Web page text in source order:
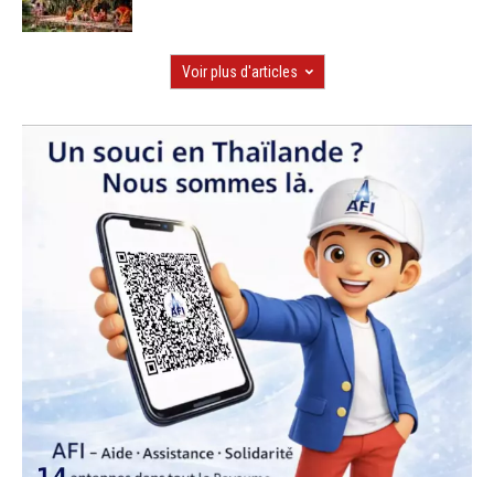
Voir plus d'articles